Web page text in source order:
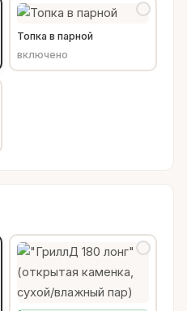
Топка в парной
включено